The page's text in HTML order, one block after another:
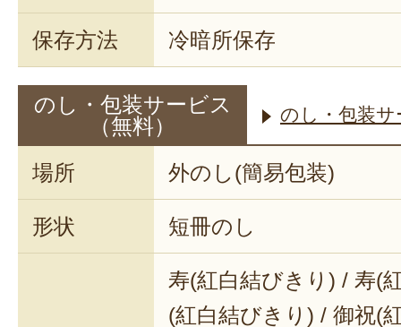
保存方法 冷暗所保存
のし・包装サービス
（無料）
のし・包装
場所 外のし(簡易包装)
形状 短冊のし
寿(紅白結びきり) / 寿(
(紅白結びきり) / 御祝(